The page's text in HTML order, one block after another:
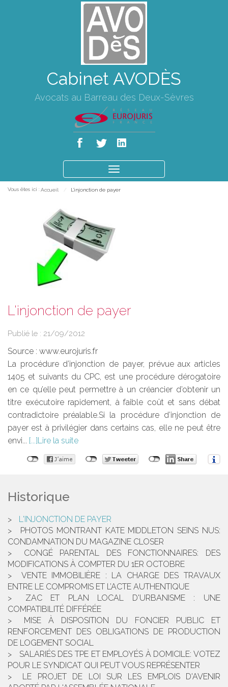
Cabinet AVODÈS
Avocats au Barreau des Deux-Sèvres
le
Vous êtes ici : Accueil L'injonction de payer
L'injonction de payer
Publié le : 21/09/2012
Source : www.eurojuris.fr
La procédure d’injonction de payer, prévue aux articles
1405 et suivants du CPC, est une procédure dérogatoire
en ce qu’elle peut permettre à un créancier d’obtenir un
titre exécutoire rapidement, à faible coût et sans débat
contradictoire préalable.Si la procédure d’injonction de
payer est à privilégier dans certains cas, elle ne peut être
envi...
Lire la suite
Historique
L'INJONCTION DE PAYER
PHOTOS MONTRANT KATE MIDDLETON SEINS NUS:
CONDAMNATION DU MAGAZINE CLOSER
CONGÉ PARENTAL DES FONCTIONNAIRES: DES
MODIFICATIONS À COMPTER DU 1ER OCTOBRE
VENTE IMMOBILIÈRE : LA CHARGE DES TRAVAUX
ENTRE LE COMPROMIS ET L’ACTE AUTHENTIQUE
ZAC ET PLAN LOCAL D'URBANISME : UNE
COMPATIBILITÉ DIFFÉRÉE
MISE À DISPOSITION DU FONCIER PUBLIC ET
RENFORCEMENT DES OBLIGATIONS DE PRODUCTION
DE LOGEMENT SOCIAL
SALARIÉS DES TPE ET EMPLOYÉS À DOMICILE: VOTEZ
POUR LE SYNDICAT QUI PEUT VOUS REPRÉSENTER
LE PROJET DE LOI SUR LES EMPLOIS D'AVENIR